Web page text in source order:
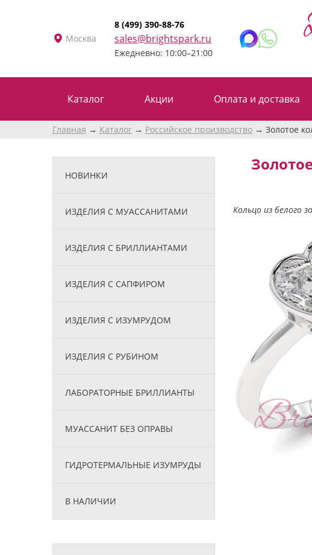
Москва
8 (499) 390-88-76
sales@brightspark.ru
Ежедневно: 10:00–21:00
Каталог Акции Оплата и доставка
Главная Каталог Российское производство Золотое
НОВИНКИ
ИЗДЕЛИЯ С МУАССАНИТАМИ
ИЗДЕЛИЯ С БРИЛЛИАНТАМИ
ИЗДЕЛИЯ С САПФИРОМ
ИЗДЕЛИЯ С ИЗУМРУДОМ
ИЗДЕЛИЯ С РУБИНОМ
ЛАБОРАТОРНЫЕ БРИЛЛИАНТЫ
МУАССАНИТ БЕЗ ОПРАВЫ
ГИДРОТЕРМАЛЬНЫЕ ИЗУМРУДЫ
В НАЛИЧИИ
Кольцо из белого